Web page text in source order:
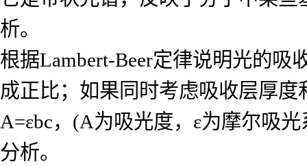
析。
根据Lambert-Beer定律说明光的
成正比；如果同时考虑吸收层厚
A=εbc，(A为吸光度，ε为摩尔吸
分析。